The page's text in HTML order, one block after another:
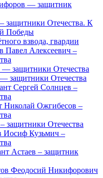
— защитник
Отечества. К
Победы
взвода, гвардии
Павел Алексеевич –
защитники Отечества
защитники Отечества
Сергей Солнцев –
Николай Ожгибесов –
Отечества
Иосиф Кузьмич –
Астаев – защитник
Феодосий Никифорович